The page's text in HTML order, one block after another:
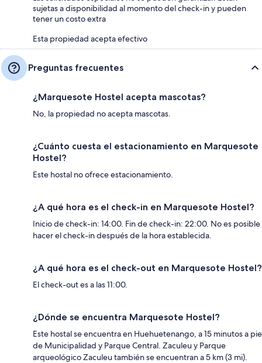
sujetas a disponibilidad al momento del check-in y pueden
tener un costo extra
Esta propiedad acepta efectivo
Preguntas frecuentes
¿Marquesote Hostel acepta mascotas?
No, la propiedad no acepta mascotas.
¿Cuánto cuesta el estacionamiento en Marquesote
Hostel?
Este hostal no ofrece estacionamiento.
¿A qué hora es el check-in en Marquesote Hostel?
Inicio de check-in: 14:00. Fin de check-in: 22:00. No es posible
hacer el check-in después de la hora establecida.
¿A qué hora es el check-out en Marquesote Hostel?
El check-out es a las 11:00.
¿Dónde se encuentra Marquesote Hostel?
Este hostal se encuentra en Huehuetenango, a 15 minutos a pie
de Municipalidad y Parque Central. Zaculeu y Parque
arqueológico Zaculeu también se encuentran a 5 km (3 mi).